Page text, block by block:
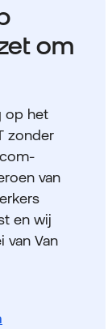
om
op het
zonder
van
en wij
van Van